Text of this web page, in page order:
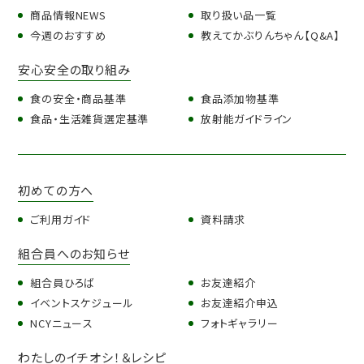
商品情報NEWS
今週のおすすめ
取り扱い品一覧
教えてかぶりんちゃん【Q&A】
安心安全の取り組み
食の安全・商品基準
食品・生活雑貨選定基準
食品添加物基準
放射能ガイドライン
初めての方へ
ご利用ガイド 資料請求
組合員へのお知らせ
組合員ひろば
イベントスケジュール
NCYニュース
お友達紹介
お友達紹介申込
フォトギャラリー
わたしのイチオシ！＆レシピ